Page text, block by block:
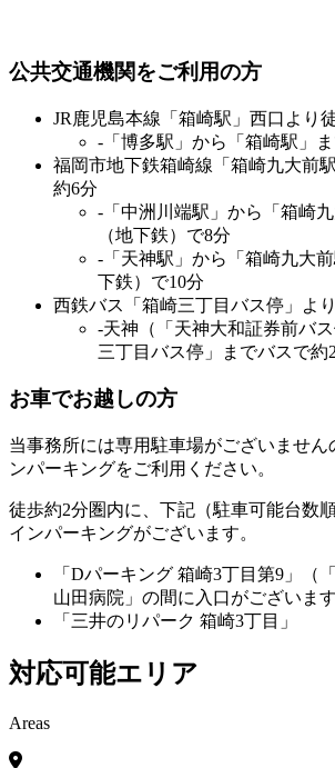
公共交通機関をご利用の方
JR鹿児島本線「箱崎駅」西口より
-「博多駅」から「箱崎駅」
福岡市地下鉄箱崎線「箱崎九大前
約6分
-「中洲川端駅」から「箱崎
（地下鉄）で8分
-「天神駅」から「箱崎九大
下鉄）で10分
西鉄バス「箱崎三丁目バス停」よ
-天神（「天神大和証券前バ
三丁目バス停」までバスで約
お車でお越しの方
当事務所には専用駐車場がございません
ンパーキングをご利用ください。
徒歩約2分圏内に、下記（駐車可能台数
インパーキングがございます。
「Dパーキング 箱崎3丁目第9」（
山田病院」の間に入口がございます
「三井のリパーク 箱崎3丁目」
対応可能エリア
Areas